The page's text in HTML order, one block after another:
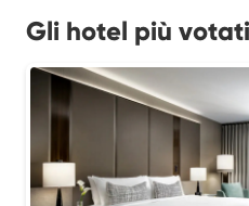
Gli hotel più